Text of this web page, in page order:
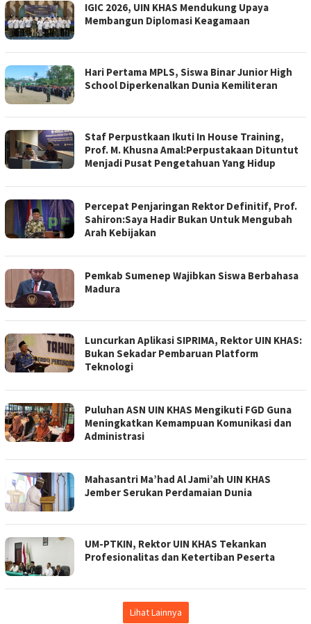
IGIC 2026, UIN KHAS Mendukung Upaya
Membangun Diplomasi Keagamaan
Hari Pertama MPLS, Siswa Binar Junior High
School Diperkenalkan Dunia Kemiliteran
Staf Perpustkaan Ikuti In House Training,
Prof. M. Khusna Amal:Perpustakaan Dituntut
Menjadi Pusat Pengetahuan Yang Hidup
Percepat Penjaringan Rektor Definitif, Prof.
Sahiron:Saya Hadir Bukan Untuk Mengubah
Arah Kebijakan
Pemkab Sumenep Wajibkan Siswa Berbahasa
Madura
Luncurkan Aplikasi SIPRIMA, Rektor UIN KHAS:
Bukan Sekadar Pembaruan Platform
Teknologi
Puluhan ASN UIN KHAS Mengikuti FGD Guna
Meningkatkan Kemampuan Komunikasi dan
Administrasi
Mahasantri Ma’had Al Jami’ah UIN KHAS
Jember Serukan Perdamaian Dunia
UM-PTKIN, Rektor UIN KHAS Tekankan
Profesionalitas dan Ketertiban Peserta
Lihat Lainnya